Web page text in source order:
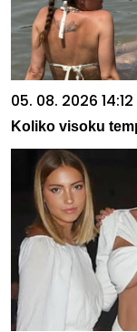
05. 08. 2026 14:12
Koliko visoku